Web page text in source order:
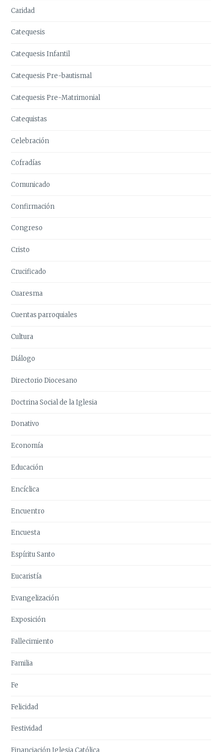
Caridad
Catequesis
Catequesis Infantil
Catequesis Pre-bautismal
Catequesis Pre-Matrimonial
Catequistas
Celebración
Cofradías
Comunicado
Confirmación
Congreso
Cristo
Crucificado
Cuaresma
Cuentas parroquiales
Cultura
Diálogo
Directorio Diocesano
Doctrina Social de la Iglesia
Donativo
Economía
Educación
Encíclica
Encuentro
Encuesta
Espíritu Santo
Eucaristía
Evangelización
Exposición
Fallecimiento
Familia
Fe
Felicidad
Festividad